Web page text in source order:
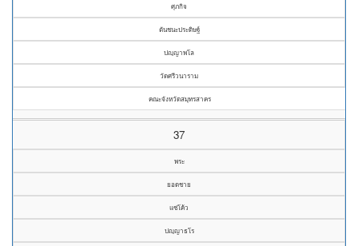
ศุภกิจ
ตันชนะประดิษฐ์
ปญฺญาพโล
วัดศรีวนาราม
คณะจังหวัดสมุทรสาคร
37
พระ
ยอดชาย
แซ่โค้ว
ปญฺญาธโร